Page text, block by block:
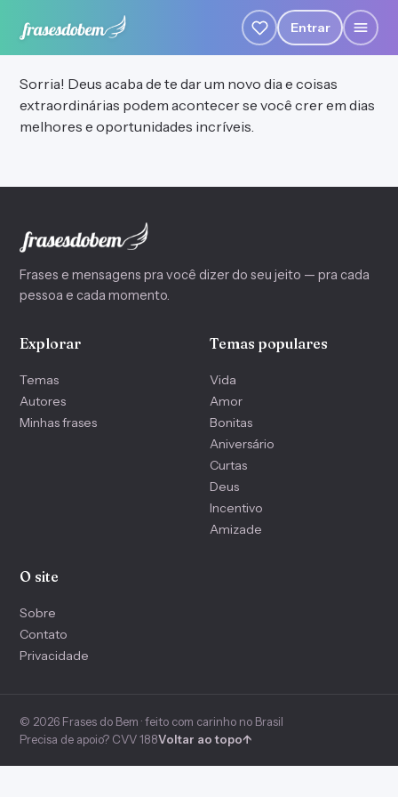
Entrar
Sorria! Deus acaba de te dar um novo dia e coisas
extraordinárias podem acontecer se você crer em dias
melhores e oportunidades incríveis.
Frases e mensagens pra você dizer do seu jeito — pra cada
pessoa e cada momento.
Explorar
Temas
Autores
Minhas frases
Temas populares
Vida
Amor
Bonitas
Aniversário
Curtas
Deus
Incentivo
Amizade
O site
Sobre
Contato
Privacidade
© 2026 Frases do Bem · feito com carinho no Brasil
Precisa de apoio? CVV 188Voltar ao topo↑